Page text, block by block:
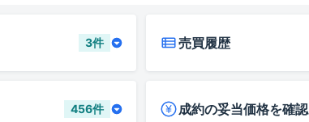
3件 売買履歴
456件 成約の妥当価格を確認